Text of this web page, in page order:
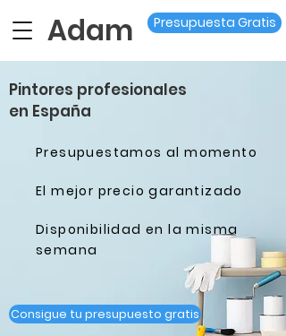
Adam Presupuesta Gratis
Pintores profesionales
en España
Presupuestamos al momento
El mejor precio garantizado
Disponibilidad en la misma
semana
Consigue tu presupuesto gratis